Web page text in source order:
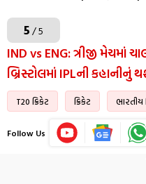
5/ 5
IND vs ENG: ત્રીજી મેચમાં
બ્રિસ્ટોલમાં IPLની કહાનીનું
T20 ક્રિકેટ ક્રિકેટ ભારતીય
Follow Us